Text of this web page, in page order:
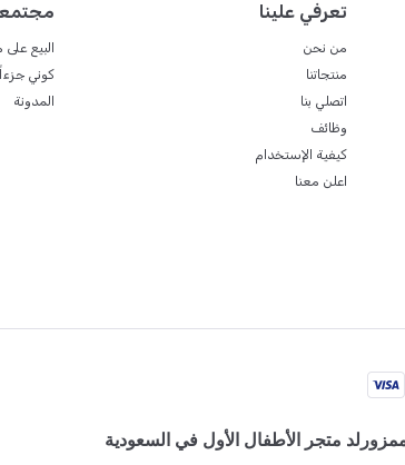
تعرفي علينا
من نحن
منتجاتنا
اتصلي بنا
وظائف
كيفية الإستخدام
اعلن معنا
البيع
كوني
المدونة
متجر الأطفال الأول في السعودية